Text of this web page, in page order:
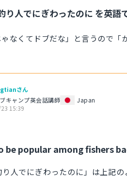
り人でにぎわったのに を英語
なくてドブだな」と言うので「
さん
キャンプ英会話講師
Japan
15:39
be popular among fishers
り人でにぎわったのに」は上記